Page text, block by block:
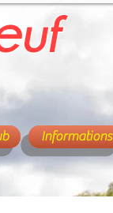
Informations